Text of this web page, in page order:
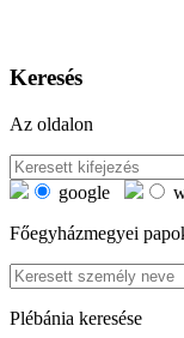
Keresés
Az oldalon
google
Főegyházmegyei
Plébánia keresése